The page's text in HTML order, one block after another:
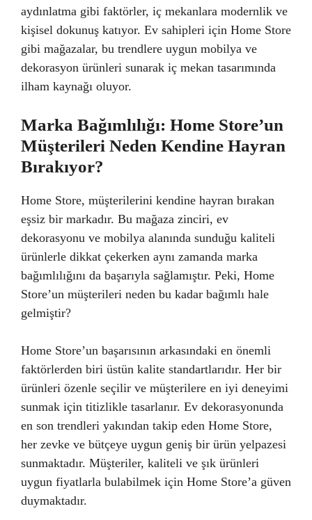
aydınlatma gibi faktörler, iç mekanlara modernlik ve
kişisel dokunuş katıyor. Ev sahipleri için Home Store
gibi mağazalar, bu trendlere uygun mobilya ve
dekorasyon ürünleri sunarak iç mekan tasarımında
ilham kaynağı oluyor.
Marka Bağımlılığı: Home Store’un
Müşterileri Neden Kendine Hayran
Bırakıyor?
Home Store, müşterilerini kendine hayran bırakan
eşsiz bir markadır. Bu mağaza zinciri, ev
dekorasyonu ve mobilya alanında sunduğu kaliteli
ürünlerle dikkat çekerken aynı zamanda marka
bağımlılığını da başarıyla sağlamıştır. Peki, Home
Store’un müşterileri neden bu kadar bağımlı hale
gelmiştir?
Home Store’un başarısının arkasındaki en önemli
faktörlerden biri üstün kalite standartlarıdır. Her bir
ürünleri özenle seçilir ve müşterilere en iyi deneyimi
sunmak için titizlikle tasarlanır. Ev dekorasyonunda
en son trendleri yakından takip eden Home Store,
her zevke ve bütçeye uygun geniş bir ürün yelpazesi
sunmaktadır. Müşteriler, kaliteli ve şık ürünleri
uygun fiyatlarla bulabilmek için Home Store’a güven
duymaktadır.